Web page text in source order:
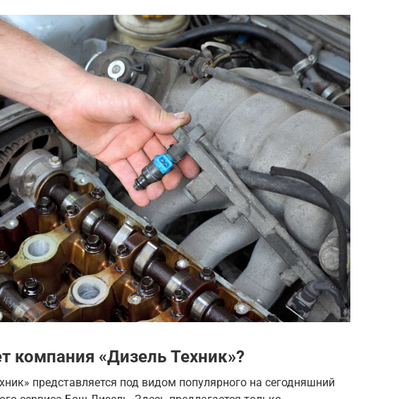
компания «Дизель Техник»?
представляется под видом популярного на сегодняшний